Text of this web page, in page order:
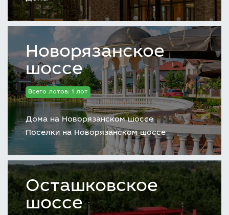
Новорязанское
шоссе
Всего лотов: 1 лот
Дома на Новорязанском шоссе
Поселки на Новорязанском шоссе
Осташковское
шоссе